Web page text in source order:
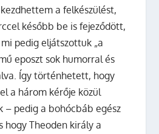
a felkészülést,
később be is fejeződött,
pedig eljátszottuk „a
eposzt sok humorral és
Így történhetett, hogy
a három kérője közül
– pedig a bohócbáb egész
hogy Theoden király a